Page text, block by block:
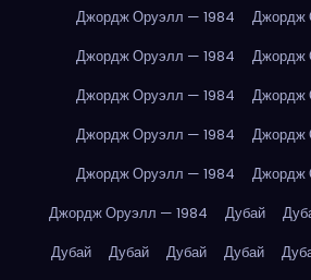
Джордж Оруэлл — 1984
Джордж
Джордж Оруэлл — 1984
Джордж
Джордж Оруэлл — 1984
Джордж
Джордж Оруэлл — 1984
Джордж
Джордж Оруэлл — 1984
Джордж
Джордж Оруэлл — 1984
Дубай
Дубай
Дубай Дубай Дубай